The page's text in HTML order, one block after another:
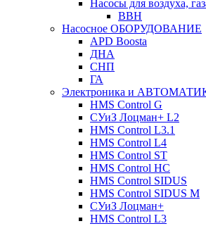
Насосы для воздуха,
ВВН
Насосное ОБОРУДОВАНИЕ
APD Boosta
ДНА
СНП
ГА
Электроника и
HMS Control G
СУиЗ Лоцман+ L2
HMS Control L3.1
HMS Control L4
HMS Control ST
HMS Control HC
HMS Control SIDUS
HMS Control SIDUS M
СУиЗ Лоцман+
HMS Control L3